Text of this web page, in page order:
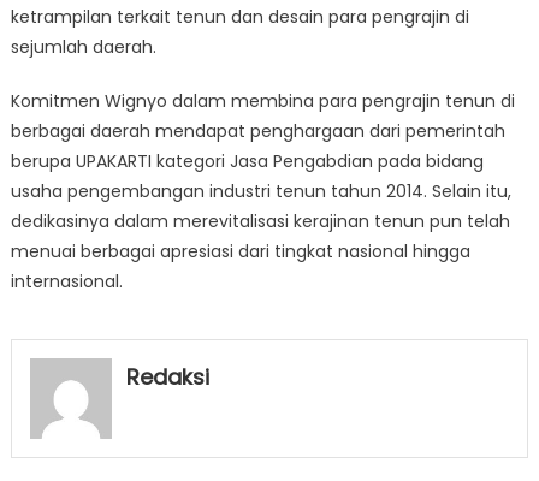
ketrampilan terkait tenun dan desain para pengrajin di
sejumlah daerah.
Komitmen Wignyo dalam membina para pengrajin tenun di
berbagai daerah mendapat penghargaan dari pemerintah
berupa UPAKARTI kategori Jasa Pengabdian pada bidang
usaha pengembangan industri tenun tahun 2014. Selain itu,
dedikasinya dalam merevitalisasi kerajinan tenun pun telah
menuai berbagai apresiasi dari tingkat nasional hingga
internasional.
Redaksi